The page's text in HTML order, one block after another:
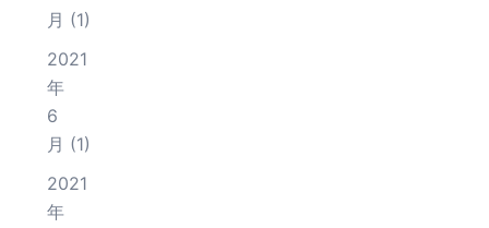
月 (1)
2021
年
6
月 (1)
2021
年